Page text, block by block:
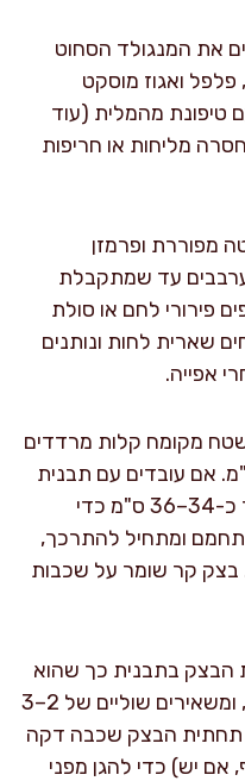
את המנגולד הסחוט
ואגוז מוסקט
טיפונת מהמלית (עוד
מליחות או חריפות
מפוררת ופרמזן
2 ביצים ומערבבים עד שמתקבלת
פירורי לחם או סולת
שארית לחות ונותנים
אפייה.
מקומח קלות מרדדים
העלים לעובי כ-3 מ"מ. אם עובדים עם תבנית
עגולה, מכוונים לעיגול בקוטר כ-34–36 ס"מ כדי
ומתחיל להתרכך,
ל-10 דקות. בצק קר שומר על שכבות
הבצק בתבנית כך שהוא
מצפה את התחתית והדפנות, ומשאירים שוליים של 2–3
הבצק שכבה דקה
אם יש) כדי להגן מפני